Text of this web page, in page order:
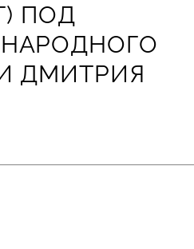
ПОД
ДМИТРИЯ